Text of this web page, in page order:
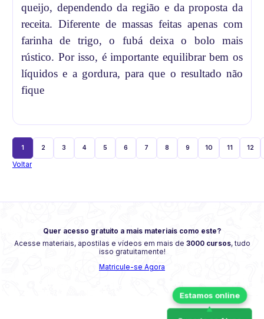
queijo, dependendo da região e da proposta da
receita. Diferente de massas feitas apenas com
farinha de trigo, o fubá deixa o bolo mais
rústico. Por isso, é importante equilibrar bem os
líquidos e a gordura, para que o resultado não
fique
1 2 3 4 5 6 7 8 9 10 11 12
Voltar
Quer acesso gratuito a mais materiais como este?
Acesse materiais, apostilas e vídeos em mais de 3000 cursos, tudo
isso gratuitamente!
Matricule-se Agora